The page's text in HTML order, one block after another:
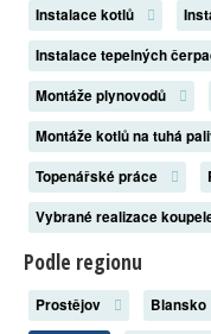
Instalace kotlů
Instalace tepelných
Montáže plynovodů
Montáže kotlů na tuhá
Topenářské práce
Vybrané realizace
Podle regionu
Prostějov Blansko